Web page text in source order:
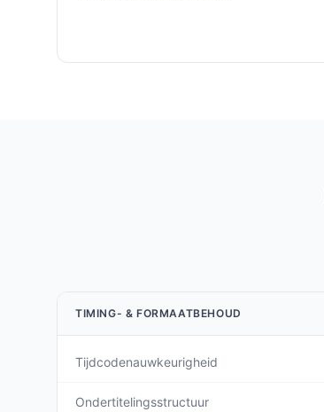
TIMING- & FORMAATBEHOUD
Tijdcodenauwkeurigheid
Ondertitelingsstructuur